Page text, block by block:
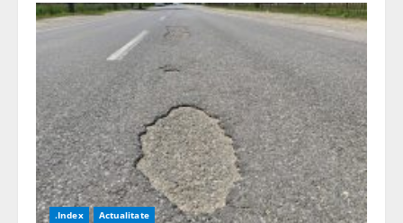
de
Mine
din
Petroșani
celebrează
60
de
ani
de
la
absolvirea
promoției
care
a
construit
România
modernă
.Index Actualitate